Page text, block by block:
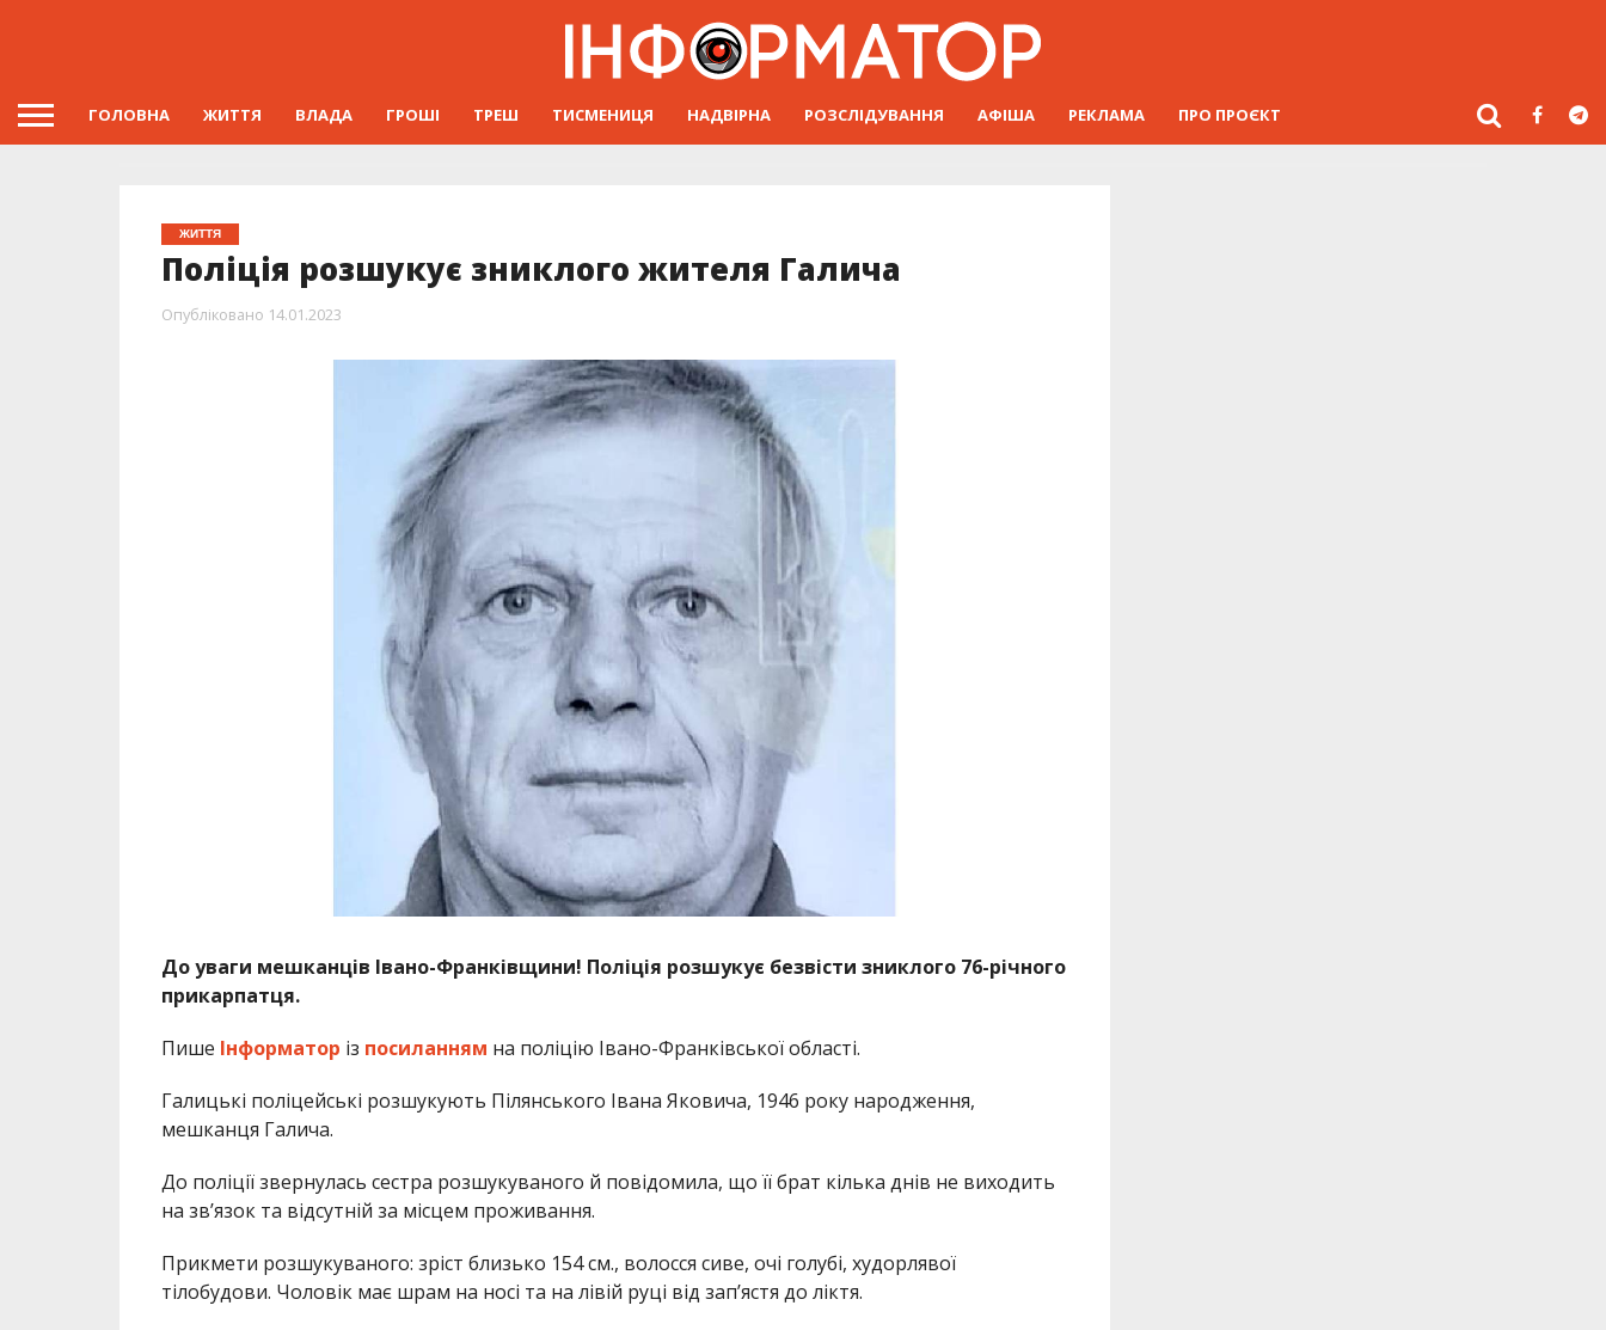
ГОЛОВНА ЖИТТЯ ВЛАДА ГРОШІ ТРЕШ ТИСМЕНИЦЯ НАДВІРНА РОЗСЛІДУВАННЯ АФІША РЕКЛАМА ПРО ПРОЄКТ
ЖИТТЯ
Поліція розшукує зниклого жителя Галича
Опубліковано 14.01.2023
До уваги мешканців Івано-Франківщини! Поліція розшукує безвісти зниклого 76-річного
прикарпатця.
Пише Інформатор із посиланням на поліцію Івано-Франківської області.
Галицькі поліцейські розшукують Пілянського Івана Яковича, 1946 року народження,
мешканця Галича.
До поліції звернулась сестра розшукуваного й повідомила, що її брат кілька днів не виходить
на зв’язок та відсутній за місцем проживання.
Прикмети розшукуваного: зріст близько 154 см., волосся сиве, очі голубі, худорлявої
тілобудови. Чоловік має шрам на носі та на лівій руці від зап’ястя до ліктя.